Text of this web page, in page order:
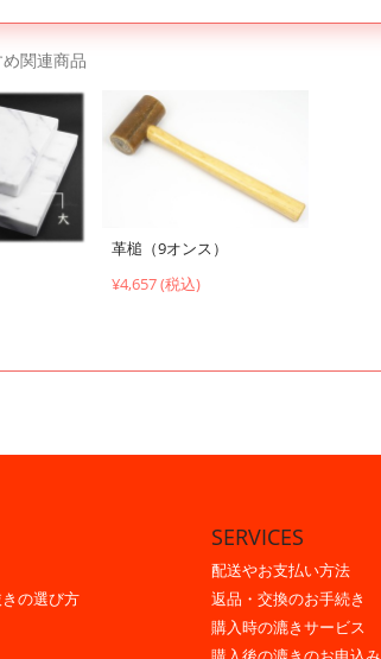
関連商品
革槌（9オンス）
¥4,657 (税込)
の選び方
SERVICES
配送やお支払い方法
返品・交換のお手続き
購入時の漉きサービス